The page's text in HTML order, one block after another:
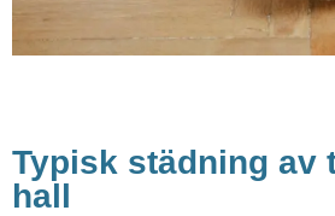
Typisk städning av
hall